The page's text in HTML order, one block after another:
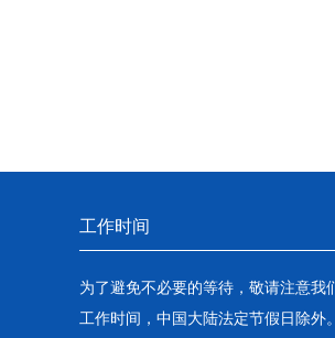
工作时间
为了避免不必要的等待，敬请注意我
工作时间，中国大陆法定节假日除外。